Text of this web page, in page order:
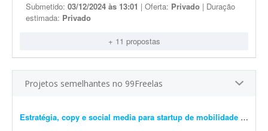
Submetido: 03/12/2024 às 13:01 | Oferta: Privado | Duração
estimada: Privado
+ 11 propostas
Projetos semelhantes no 99Freelas
Estratégia, copy e social media para startup de mobilidade